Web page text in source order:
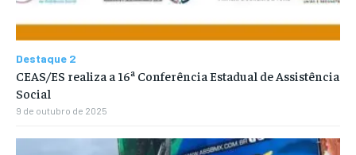
Destaque 2
CEAS/ES realiza a 16ª Conferência Estadual de Assistência
Social
9 de outubro de 2025